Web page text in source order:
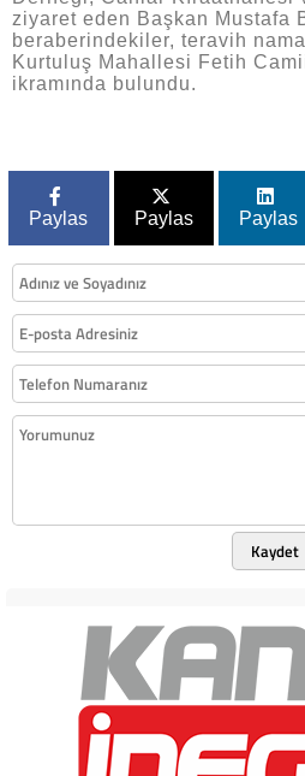
ziyaret eden Başkan Mustafa
beraberindekiler, teravih
Kurtuluş Mahallesi Fetih
ikramında bulundu.
Paylas Paylas Paylas
Kaydet